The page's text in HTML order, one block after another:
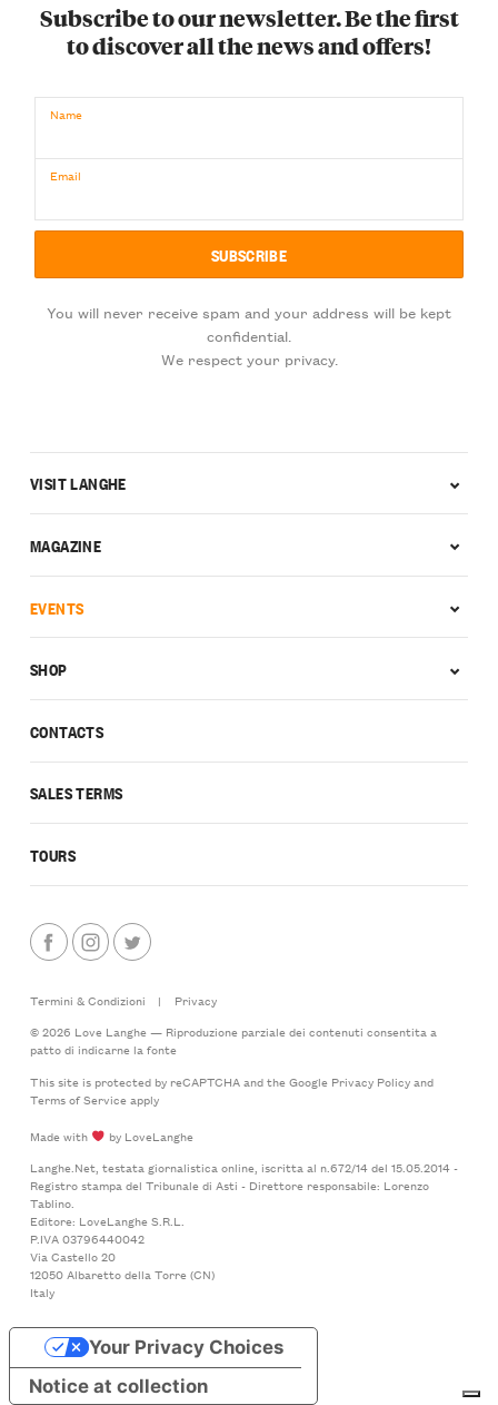
Subscribe to our newsletter. Be the first
to discover all the news and offers!
Name
Email
You will never receive spam and your address will be kept
confidential.
We respect your privacy.
CONTACTS
SALES TERMS
TOURS
VISIT LANGHE
MAGAZINE
EVENTS
SHOP
Termini & Condizioni |
Privacy
© 2026 Love Langhe — Riproduzione parziale dei contenuti consentita a
patto di indicarne la fonte
This site is protected by reCAPTCHA and the Google Privacy Policyand
Terms of Serviceapply
Made with
by LoveLanghe
Langhe.Net, testata giornalistica online, iscritta al n.672/14 del 15.05.2014 -
Registro stampa del Tribunale di Asti - Direttore responsabile: Lorenzo
Tablino.
Editore: LoveLanghe S.R.L.
P.IVA 03796440042
Via Castello 20
12050 Albaretto della Torre (CN)
Italy
Notice at collection
Your Privacy Choices